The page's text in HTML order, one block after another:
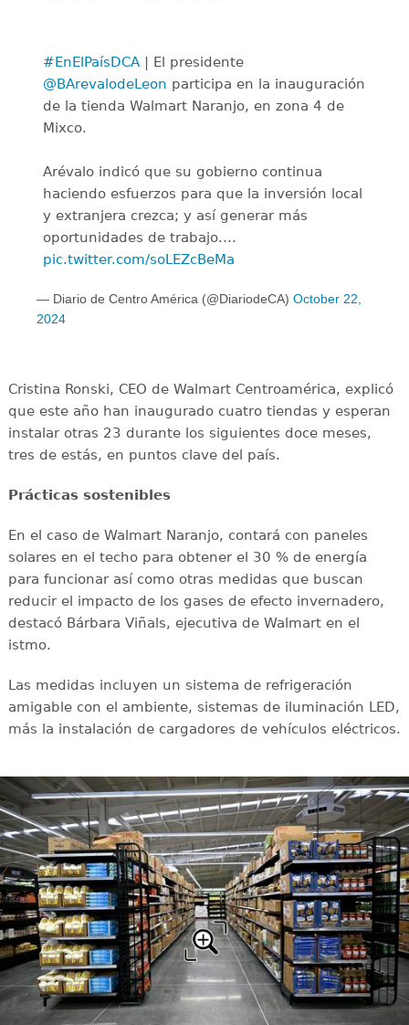
#EnElPaísDCA | El presidente
@BArevalodeLeon participa en la inauguración
de la tienda Walmart Naranjo, en zona 4 de
Mixco.
Arévalo indicó que su gobierno continua
haciendo esfuerzos para que la inversión local
y extranjera crezca; y así generar más
oportunidades de trabajo.…
pic.twitter.com/soLEZcBeMa
— Diario de Centro América (@DiariodeCA) October 22,
2024
Cristina Ronski, CEO de Walmart Centroamérica, explicó
que este año han inaugurado cuatro tiendas y esperan
instalar otras 23 durante los siguientes doce meses,
tres de estás, en puntos clave del país.
Prácticas sostenibles
En el caso de Walmart Naranjo, contará con paneles
solares en el techo para obtener el 30 % de energía
para funcionar así como otras medidas que buscan
reducir el impacto de los gases de efecto invernadero,
destacó Bárbara Viñals, ejecutiva de Walmart en el
istmo.
Las medidas incluyen un sistema de refrigeración
amigable con el ambiente, sistemas de iluminación LED,
más la instalación de cargadores de vehículos eléctricos.